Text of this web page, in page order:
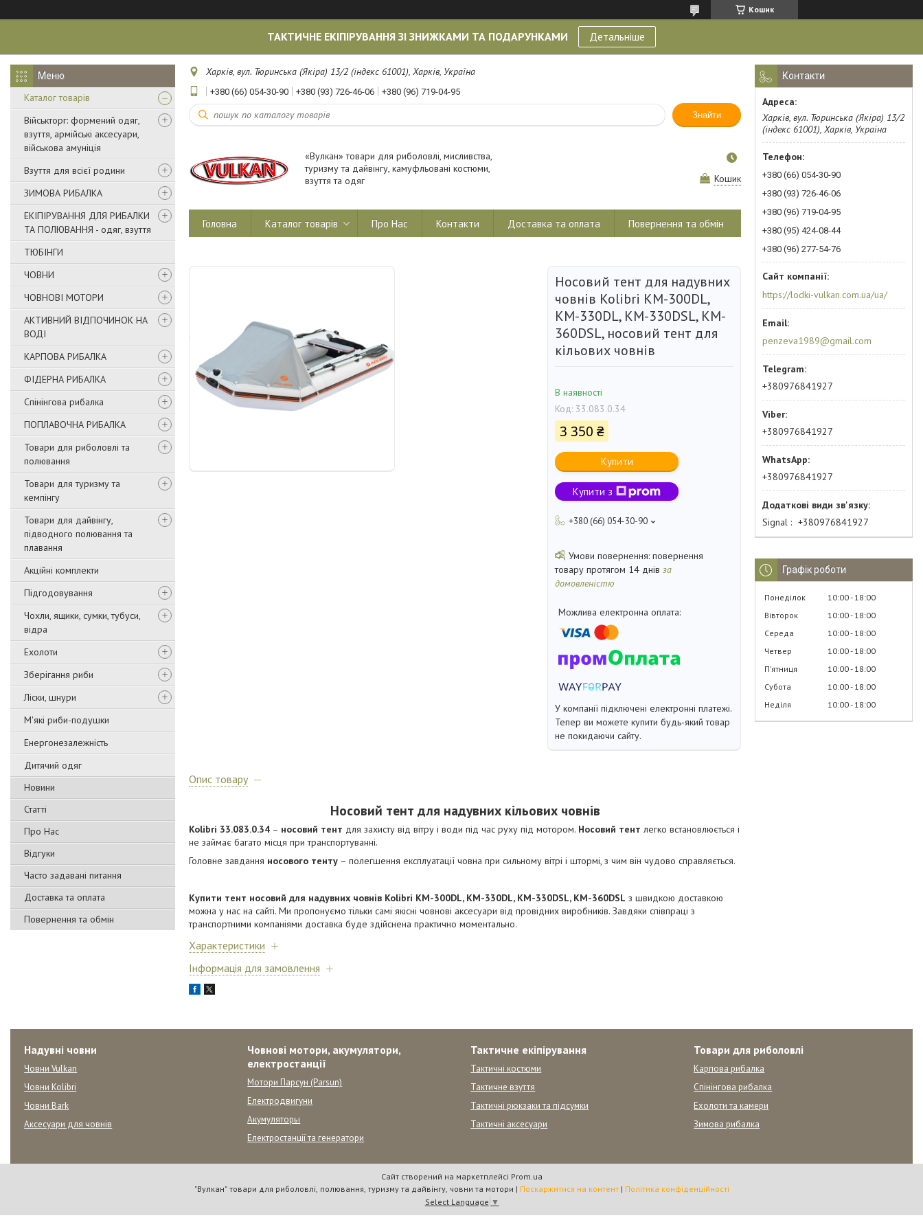
Кошик
ТАКТИЧНЕ ЕКІПІРУВАННЯ ЗІ ЗНИЖКАМИ ТА ПОДАРУНКАМИ Детальніше
Каталог товарів
Військторг: формений одяг,
взуття, армійські аксесуари,
військова амуніція
Взуття для всієї родини
ЗИМОВА РИБАЛКА
ЕКІПІРУВАННЯ ДЛЯ РИБАЛКИ
ТА ПОЛЮВАННЯ - одяг, взуття
ТЮБІНГИ
ЧОВНИ
ЧОВНОВІ МОТОРИ
АКТИВНИЙ ВІДПОЧИНОК НА
ВОДІ
КАРПОВА РИБАЛКА
ФІДЕРНА РИБАЛКА
Спінінгова рибалка
ПОПЛАВОЧНА РИБАЛКА
Товари для риболовлі та
полювання
Товари для туризму та
кемпінгу
Товари для дайвінгу,
підводного полювання та
плавання
Акційні комплекти
Підгодовування
Чохли, ящики, сумки, тубуси,
відра
Ехолоти
Зберігання риби
Ліски, шнури
М'які риби-подушки
Енергонезалежність
Дитячий одяг
Новини
Статті
Про Нас
Відгуки
Часто задавані питання
Доставка та оплата
Повернення та обмін
Харків, вул. Тюринська (Якіра) 13/2 (індекс 61001), Харків, Україна
+380 (66) 054-30-90 +380 (93) 726-46-06 +380 (96) 719-04-95
Знайти
«Вулкан» товари для риболовлі, мисливства,
туризму та дайвінгу, камуфльовані костюми,
взуття та одяг
Кошик
Головна Каталог товарів Про Нас Контакти Доставка та оплата Повернення та обмін
Носовий тент для надувних
човнів Kolibri КМ-300DL,
KM-330DL, KM-330DSL, KM-
360DSL, носовий тент для
кільових човнів
В наявності
Код: 33.083.0.34
3 350 ₴
Купити
Купити з
+380 (66) 054-30-90
повернення
товару протягом 14 днів за
домовленістю
У компанії підключені електронні платежі.
Тепер ви можете купити будь-який товар
не покидаючи сайту.
Опис товару
Носовий тент для надувних кільових човнів
Kolibri 33.083.0.34 – носовий тент для захисту від вітру і води під час руху під мотором. Носовий тент легко встановлюється і
не займає багато місця при транспортуванні.
Головне завдання носового тенту – полегшення експлуатації човна при сильному вітрі і штормі, з чим він чудово справляється.
Купити тент носовий для надувних човнів Kolibri КМ-300DL, KM-330DL, KM-330DSL, KM-360DSL з швидкою доставкою
можна у нас на сайті. Ми пропонуємо тільки самі якісні човнові аксесуари від провідних виробників. Завдяки співпраці з
транспортними компаніями доставка буде здійснена практично моментально.
Характеристики
Інформація для замовлення
Контакти
Харків, вул. Тюринська (Якіра) 13/2
(індекс 61001), Харків, Україна
+380 (66) 054-30-90
+380 (93) 726-46-06
+380 (96) 719-04-95
+380 (95) 424-08-44
+380 (96) 277-54-76
https://lodki-vulkan.com.ua/ua/
penzeva1989@gmail.com
+380976841927
+380976841927
+380976841927
Signal +380976841927
Графік роботи
Понеділок 10:00 18:00
Вівторок
10:00 18:00
Середа
10:00 18:00
Четвер
10:00 18:00
Пʼятниця
10:00 18:00
Субота
10:00 18:00
Неділя
10:00 18:00
Надувні човни
Човни Vulkan
Човни Kolibri
Човни Bark
Аксесуари для човнів
Човнові мотори, акумулятори,
електростанції
Мотори Парсун (Parsun)
Електродвигуни
Акумуляторы
Електростанції та генератори
Тактичне екіпірування
Тактичні костюми
Тактичне взуття
Тактичні рюкзаки та підсумки
Тактичні аксесуари
Товари для риболовлі
Карпова рибалка
Спінінгова рибалка
Ехолоти та камери
Зимова рибалка
Сайт створений на маркетплейсі Prom.ua
"Вулкан" товари для риболовлі, полювання, туризму та дайвінгу, човни та мотори | Поскаржитися на контент | Політика конфіденційності
Select Language ▼